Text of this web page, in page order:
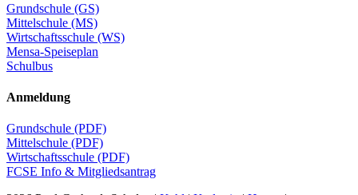
Grundschule (GS)
Mittelschule (MS)
Wirtschaftsschule (WS)
Mensa-Speiseplan
Schulbus
Anmeldung
Grundschule (PDF)
Mittelschule (PDF)
Wirtschaftsschule (PDF)
FCSE Info & Mitgliedsantrag